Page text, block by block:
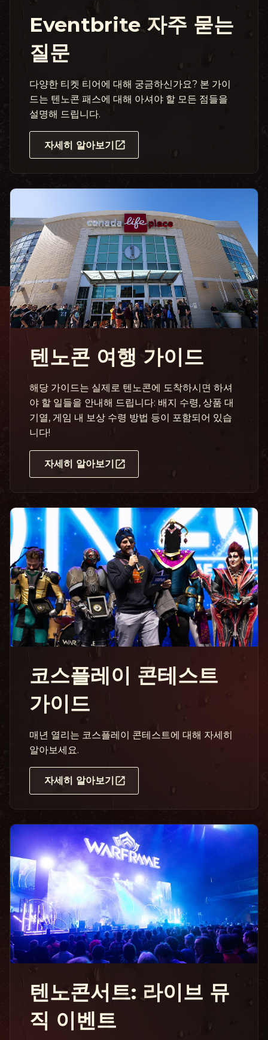
Eventbrite 자주 묻는
질문
다양한 티켓 티어에 대해 궁금하신가요? 본 가이
드는 텐노콘 패스에 대해 아셔야 할 모든 점들을
설명해 드립니다.
자세히 알아보기
텐노콘 여행 가이드
해당 가이드는 실제로 텐노콘에 도착하시면 하셔
야 할 일들을 안내해 드립니다: 배지 수령, 상품 대
기열, 게임 내 보상 수령 방법 등이 포함되어 있습
니다!
자세히 알아보기
코스플레이 콘테스트
가이드
매년 열리는 코스플레이 콘테스트에 대해 자세히
알아보세요.
자세히 알아보기
텐노콘서트: 라이브 뮤
직 이벤트